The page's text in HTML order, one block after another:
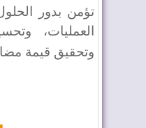
تؤمن بدور
العمليات،
وتحقيق قيمة